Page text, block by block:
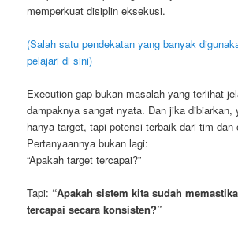
memperkuat disiplin eksekusi.
(Salah satu pendekatan yang banyak
pelajari di sini)
Execution gap bukan masalah yang terlihat
dampaknya sangat nyata. Dan jika dibiarkan,
hanya target, tapi potensi terbaik dari tim dan
Pertanyaannya bukan lagi:
“Apakah target tercapai?”
Tapi: “Apakah sistem kita sudah
tercapai secara konsisten?”